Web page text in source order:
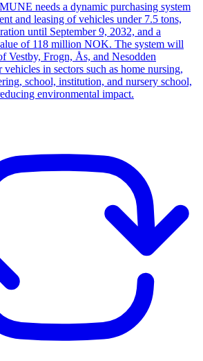
needs a dynamic purchasing system
and leasing of vehicles under 7.5 tons,
until September 9, 2032, and a
of 118 million NOK. The system will
Vestby, Frogn, Ås, and Nesodden
in sectors such as home nursing,
school, institution, and nursery school,
environmental impact.